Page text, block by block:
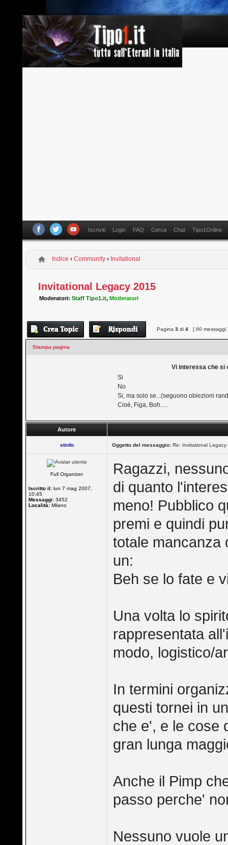
Iscriviti Login FAQ Cerca Chat Tipo1Online
Indice ‹ Community ‹ Invitational
Invitational Legacy 2015
Moderatori:Staff Tipo1.it,Moderatori
Pagina3 di4 [ 60 messaggi
Stampa pagina
Vi interessa che si
Si
No
Si, ma solo se...(seguono obiezioni
Cioè, Figa, Boh.....
Autore
stinfo Oggetto del messaggio: Re: Invitational
Full Organizer
Iscritto il: lun 7 mag 2007,
10:45
Messaggi: 3452
Località: Milano
Ragazzi,
di quanto
meno! Pubblico
premi e quindi
totale mancanza
un:
Beh se lo fate e
Una volta lo
rappresentata
modo, logistico/
In termini
questi tornei in
che e', e le cose
gran lunga
Anche il Pimp
passo perche'
Nessuno vuole